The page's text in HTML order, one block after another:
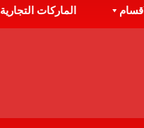
الماركات التجارية